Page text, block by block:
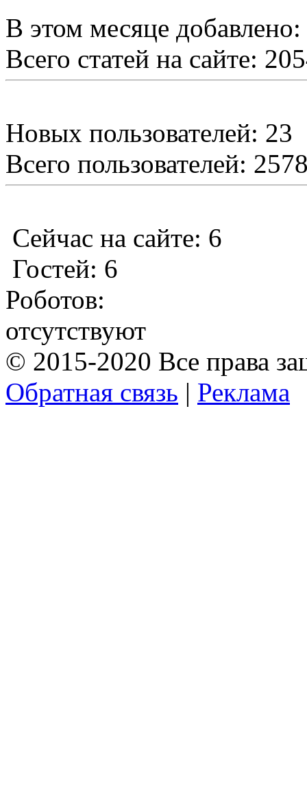
В этом месяце
Всего статей на сайте:
Новых пользователей: 23
Всего пользователей:
Сейчас на сайте: 6
Гостей: 6
Роботов:
отсутствуют
© 2015-2020 Все права
Обратная связь | Реклама